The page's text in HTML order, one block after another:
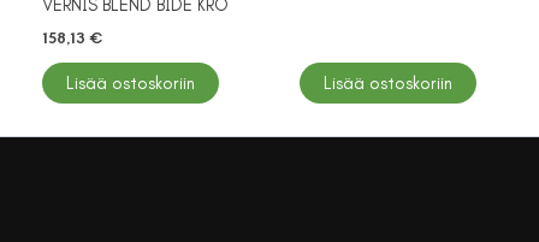
VERNIS BLEND BIDE KRO
158,13 €
Lisää ostoskoriin Lisää ostoskoriin